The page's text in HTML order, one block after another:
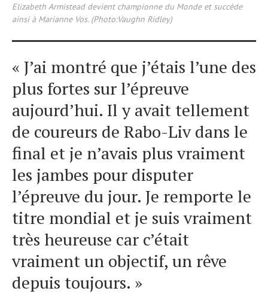
Elizabeth Armistead devient championne du Monde et succède
ainsi à Marianne Vos. (Photo:Vaughn Ridley)
« J’ai montré que j’étais l’une des
plus fortes sur l’épreuve
aujourd’hui. Il y avait tellement
de coureurs de Rabo-Liv dans le
final et je n’avais plus vraiment
les jambes pour disputer
l’épreuve du jour. Je remporte le
titre mondial et je suis vraiment
très heureuse car c’était
vraiment un objectif, un rêve
depuis toujours. »